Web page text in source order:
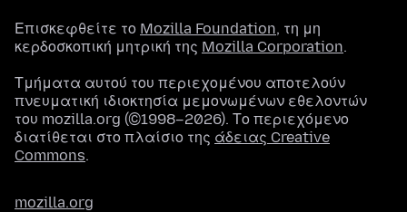
Επισκεφθείτε το Mozilla Foundation, τη μη
κερδοσκοπική μητρική της Mozilla Corporation.
Τμήματα αυτού του περιεχομένου αποτελούν
πνευματική ιδιοκτησία μεμονωμένων εθελοντών
του mozilla.org (©1998–2026). Το περιεχόμενο
διατίθεται στο πλαίσιο της άδειας Creative
Commons.
mozilla.org